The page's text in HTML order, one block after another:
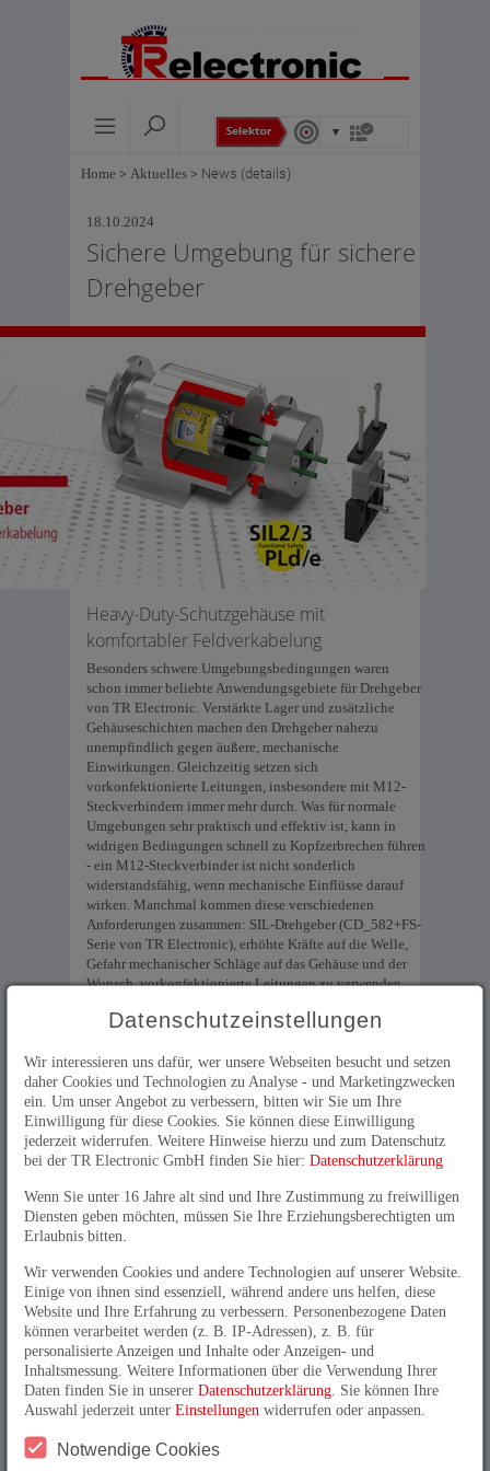
Home > Aktuelles > News (details)
18.10.2024
Sichere Umgebung für sichere
Drehgeber
Heavy-Duty-Schutzgehäuse mit
komfortabler Feldverkabelung
Besonders schwere Umgebungsbedingungen waren
schon immer beliebte Anwendungsgebiete für Drehgeber
von TR Electronic. Verstärkte Lager und zusätzliche
Gehäuseschichten machen den Drehgeber nahezu
unempfindlich gegen äußere, mechanische
Einwirkungen. Gleichzeitig setzen sich
vorkonfektionierte Leitungen, insbesondere mit M12-
Steckverbindern immer mehr durch. Was für normale
Umgebungen sehr praktisch und effektiv ist, kann in
widrigen Bedingungen schnell zu Kopfzerbrechen führen
- ein M12-Steckverbinder ist nicht sonderlich
widerstandsfähig, wenn mechanische Einflüsse darauf
wirken. Manchmal kommen diese verschiedenen
Anforderungen zusammen: SIL-Drehgeber (CD_582+FS-
Serie von TR Electronic), erhöhte Kräfte auf die Welle,
Gefahr mechanischer Schläge auf das Gehäuse und der
Wunsch, vorkonfektionierte Leitungen zu verwenden.
Mit der neuen Version des Schutzgehäuses mit 115 mm
Außendurchmesser gelingt TR Electronic genau dieses
Kunststück.
Die bewährte Mechanik des 115er-Schutzgehäuses bietet
einen verstärkten Montageflansch und einen robusten
Montagefuß. Krafteinwirkungen auf die Welle werden
durch zwei kräftige Lager in den Flansch abgeleitet. Der
innenliegende Drehgeber wird vom umgebenden Alu-
Stranggussgehäuse mit einer Wandstärke von 20 mm von
schädlichen Einflüssen abgeschirmt.
Im Inneren findet ein nahezu normaler
Sicherheitsdrehgeber der CD_582-Familie Platz. Diese
Serie bietet funktionale Sicherheit wahlweise für
Anwendungen die einen SIL2 / PLd oder SIL3 / PLe
voraussetzen. Als Kommunikationsschnittstellen bietet
die CD_582+FS-Serie: PROFINET / PROFIsafe;
Functional Safety over etherCAT; CIPsafety over
Ethernet/IP, openSAFETY over Powerlink sowie
CANopen safety. Die Welle des Schutzgehäuses und des
Drehgebers werden mit der TR-spezifischen
Klauenkupplung verbunden. Diese bietet die Präzision
Datenschutzeinstellungen
Wir interessieren uns dafür, wer unsere Webseiten besucht und setzen
daher Cookies und Technologien zu Analyse - und Marketingzwecken
ein. Um unser Angebot zu verbessern, bitten wir Sie um Ihre
Einwilligung für diese Cookies. Sie können diese Einwilligung
jederzeit widerrufen. Weitere Hinweise hierzu und zum Datenschutz
bei der TR Electronic GmbH finden Sie hier:Datenschutzerklärung
Wenn Sie unter 16 Jahre alt sind und Ihre Zustimmung zu freiwilligen
Diensten geben möchten, müssen Sie Ihre Erziehungsberechtigten um
Erlaubnis bitten.
Wir verwenden Cookies und andere Technologien auf unserer Website.
Einige von ihnen sind essenziell, während andere uns helfen, diese
Website und Ihre Erfahrung zu verbessern. Personenbezogene Daten
können verarbeitet werden (z. B. IP-Adressen), z. B. für
personalisierte Anzeigen und Inhalte oder Anzeigen- und
Inhaltsmessung. Weitere Informationen über die Verwendung Ihrer
Daten finden Sie in unsererDatenschutzerklärung . Sie können Ihre
Auswahl jederzeit unterEinstellungen widerrufen oder anpassen.
Notwendige Cookies